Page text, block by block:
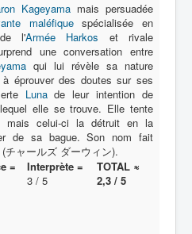
Kageyamamais persuadée
maléfiquespécialisée en
de l'Armée Harkos et rivale
une conversation entre
qui lui révèle sa nature
éprouver des doutes sur ses
Lunade leur intention de
elle se trouve. Elle tente
mais celui-ci la détruit en la
de sa bague. Son nom fait
チャールズ ダーウィン).
=
Interprète =
3 / 5
TOTAL ≈
2,3 / 5